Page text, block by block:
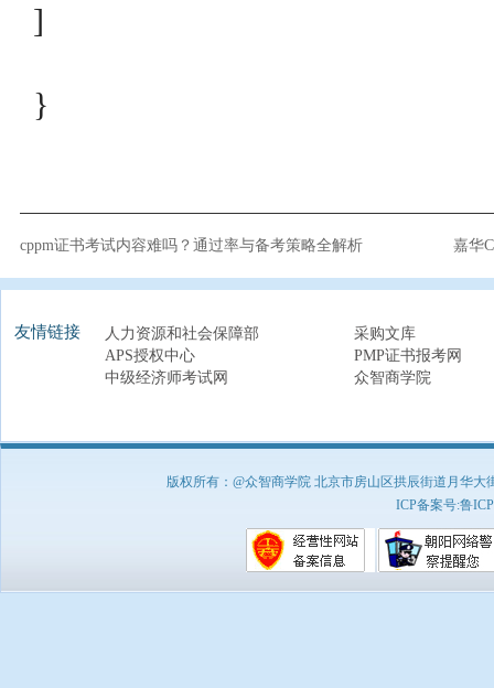
]
}
cppm证书考试内容难吗？通过率与备考策略全解析 嘉华
友情链接 人力资源和社会保障部
采购文库
APS授权中心
PMP证书报考网
中级经济师考试网
众智商学院
版权所有：@众智商学院 北京市房山区拱辰街道月华
ICP备案号:鲁